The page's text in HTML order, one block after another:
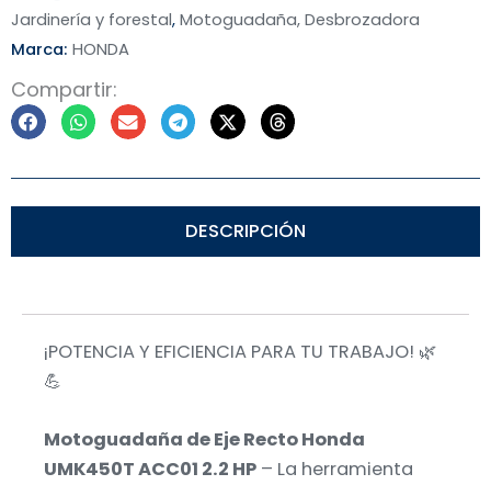
Jardinería y forestal,Motoguadaña, Desbrozadora
Marca: HONDA
Compartir:
DESCRIPCIÓN
¡POTENCIA Y EFICIENCIA PARA TU TRABAJO! 🌿
💪
Motoguadaña de Eje Recto Honda
UMK450T ACC01 2.2 HP – La herramienta